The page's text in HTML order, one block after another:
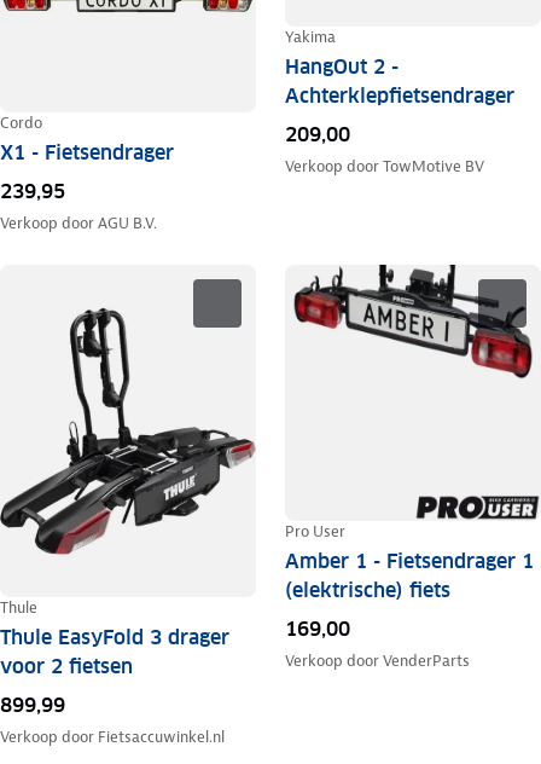
Cordo
X1 - Fietsendrager
239,95
Verkoop doorAGU B.V.
Yakima
HangOut 2 -
Achterklepfietsendrager
209,00
Verkoop doorTowMotive BV
Thule
Thule EasyFold 3 drager
voor 2 fietsen
899,99
Verkoop door Fietsaccuwinkel.nl
Pro User
Amber 1 - Fietsendrager 1
(elektrische) fiets
169,00
Verkoop doorVenderParts